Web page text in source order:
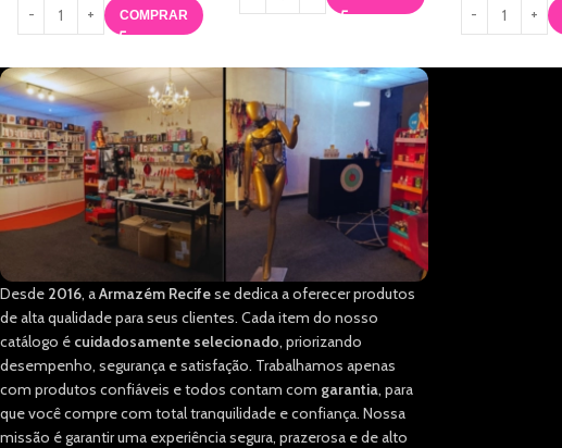
COMPRAR
Desde 2016, aArmazém Recifese dedica a oferecer produtos
de alta qualidade para seus clientes. Cada item do nosso
catálogo é cuidadosamente selecionado, priorizando
desempenho, segurança e satisfação. Trabalhamos apenas
com produtos confiáveis e todos contam com garantia, para
que você compre com total tranquilidade e confiança. Nossa
missão é garantir uma experiência segura, prazerosa e de alto